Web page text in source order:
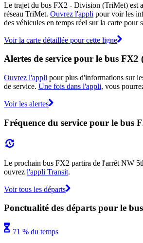
Le trajet du bus FX2 - Division (TriMet) est
réseau TriMet. Ouvrez l'appli pour voir les
des véhicules en temps réel sur la carte
Voir la carte détaillée pour cette ligne
Alertes de service pour le bus
Ouvrez l'appli pour plus d'informations sur
de service. Une fois dans l'appli, vous
Voir les alertes
Fréquence du service pour le bus
Le prochain bus FX2 partira de l'arrêt NW
ouvrez l'appli Transit.
Voir tous les départs
Ponctualité des départs pour le
71 % du temps